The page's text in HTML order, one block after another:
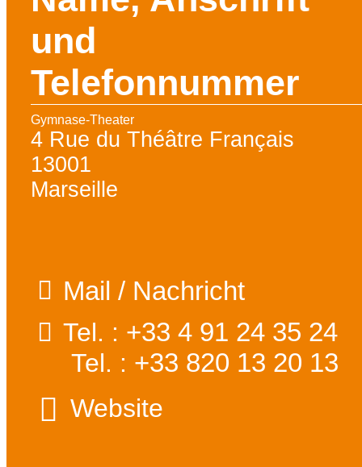
und
Telefonnummer
Gymnase-Theater
4 Rue du Théâtre Français
13001
Marseille
Mail / Nachricht
Tel. : +33 4 91 24 35 24
Tel. : +33 820 13 20 13
Website